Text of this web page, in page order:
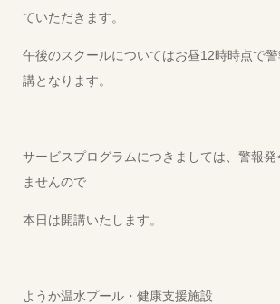
ていただきます。
午後のスクールについてはお昼12時時点で
講となります。
サービスプログラムにつきましては、警報発
ませんので
本日は開講いたします。
ようか温水プール・健康支援施設